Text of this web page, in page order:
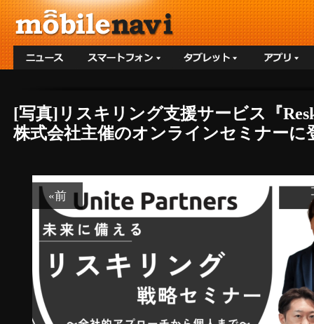
[写真]リスキリング支援サービス『
株式会社主催のオンラインセミナーに
«前